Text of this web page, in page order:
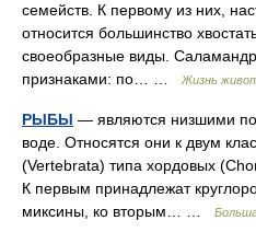
семейств. К первому из них,
относится большинство
своеобразные виды.
признаками: по… …
Жизнь
РЫБЫ — являются низшими
воде. Относятся они к двум
(Vertebrata) типа хордовых
К первым принадлежат
миксины, ко вторым… …